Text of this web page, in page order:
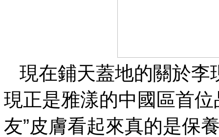
現在鋪天蓋地的關於李
現正是雅漾的中國區首
友”皮膚看起來真的是保養有